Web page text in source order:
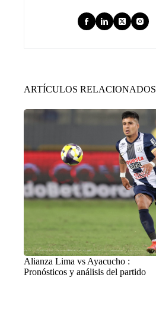
ARTÍCULOS RELACIONADOS
Alianza Lima vs Ayacucho :
Pronósticos y análisis del partido